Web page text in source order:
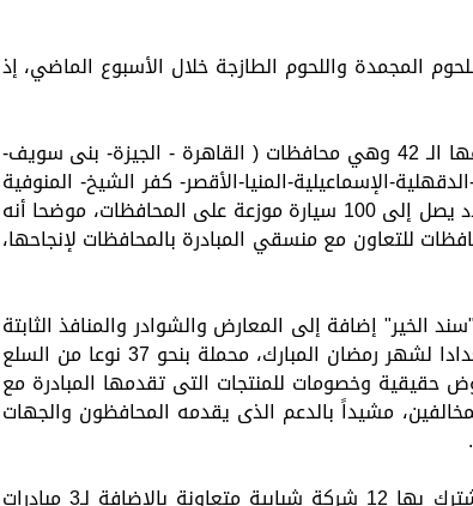
المجمدة واللحوم الطازجة خلال الأسبوع الماضي، إذ
وأشار إلى أن المبادرة شملت 16 محافظة فى أسبوعها الـ 42 وهي محافظات ( القاهرة - الجيزة- بنى سويف-
الإسماعيلية-المنيا-الأقصر- كفر الشيخ- المنوفية
-البحيرة)، السيارات تنقلت بمختلف القرى والأحياء بعدد يصل إلى 100 سيارة موزعة على المحافظات، موضحا أنه
للتعاون مع منسقي المبادرة بالمحافظات لإنجاحها،
الخير" إضافة إلى المعارض والشوادر والمنافذ الثابتة
والمتحركة لبيع السلع الغذائية الفترة المقبلة، استعدادا لشهر رمضان المبارك، محملة بنحو 37 نوعا من السلع
حقيقية وخصومات للمنتجات التى تقدمها المبادرة مع
مشيداً بالدعم الذى يقدمه المحافظون والجهات
وأضاف وزير التنمية المحلية أن مبادرة سند الخير يشترك بها 12 شركة شبابية متعاونة بالإضافة لـ3 مبادرات